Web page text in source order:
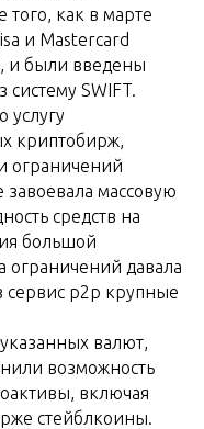
того, как в марте
и Mastercard
и были введены
SWIFT.
услугу
криптобирж,
ограничений
массовую
средств на
большой
ограничений давала
сервис p2p крупные
валют,
возможность
включая
стейблкоины.